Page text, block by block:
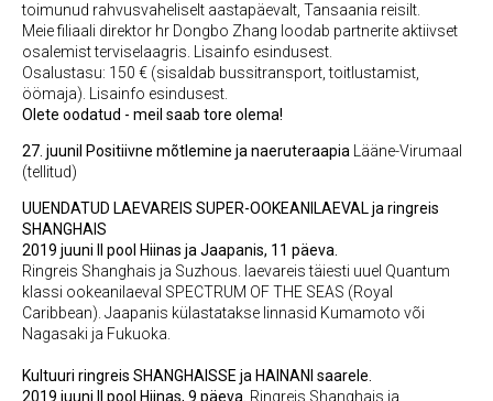
toimunud rahvusvaheliselt aastapäevalt, Tansaania reisilt.
Meie filiaali direktor hr Dongbo Zhang loodab partnerite aktiivset
osalemist terviselaagris. Lisainfo esindusest.
Osalustasu: 150 € (sisaldab bussitransport, toitlustamist,
öömaja). Lisainfo esindusest.
Olete oodatud - meil saab tore olema!
27. juunil Positiivne mõtlemine ja naeruteraapia
Lääne-Virumaal
(tellitud)
UUENDATUD LAEVAREIS SUPER-OOKEANILAEVAL ja ringreis
SHANGHAIS
2019 juuni II pool Hiinas ja Jaapanis, 11 päeva.
Ringreis Shanghais ja Suzhous. laevareis täiesti uuel Quantum
klassi ookeanilaeval SPECTRUM OF THE SEAS (Royal
Caribbean). Jaapanis külastatakse linnasid Kumamoto või
Nagasaki ja Fukuoka.
Kultuuri ringreis SHANGHAISSE ja HAINANI saarele.
2019 juuni II pool Hiinas, 9 päeva. Ringreis Shanghais ja